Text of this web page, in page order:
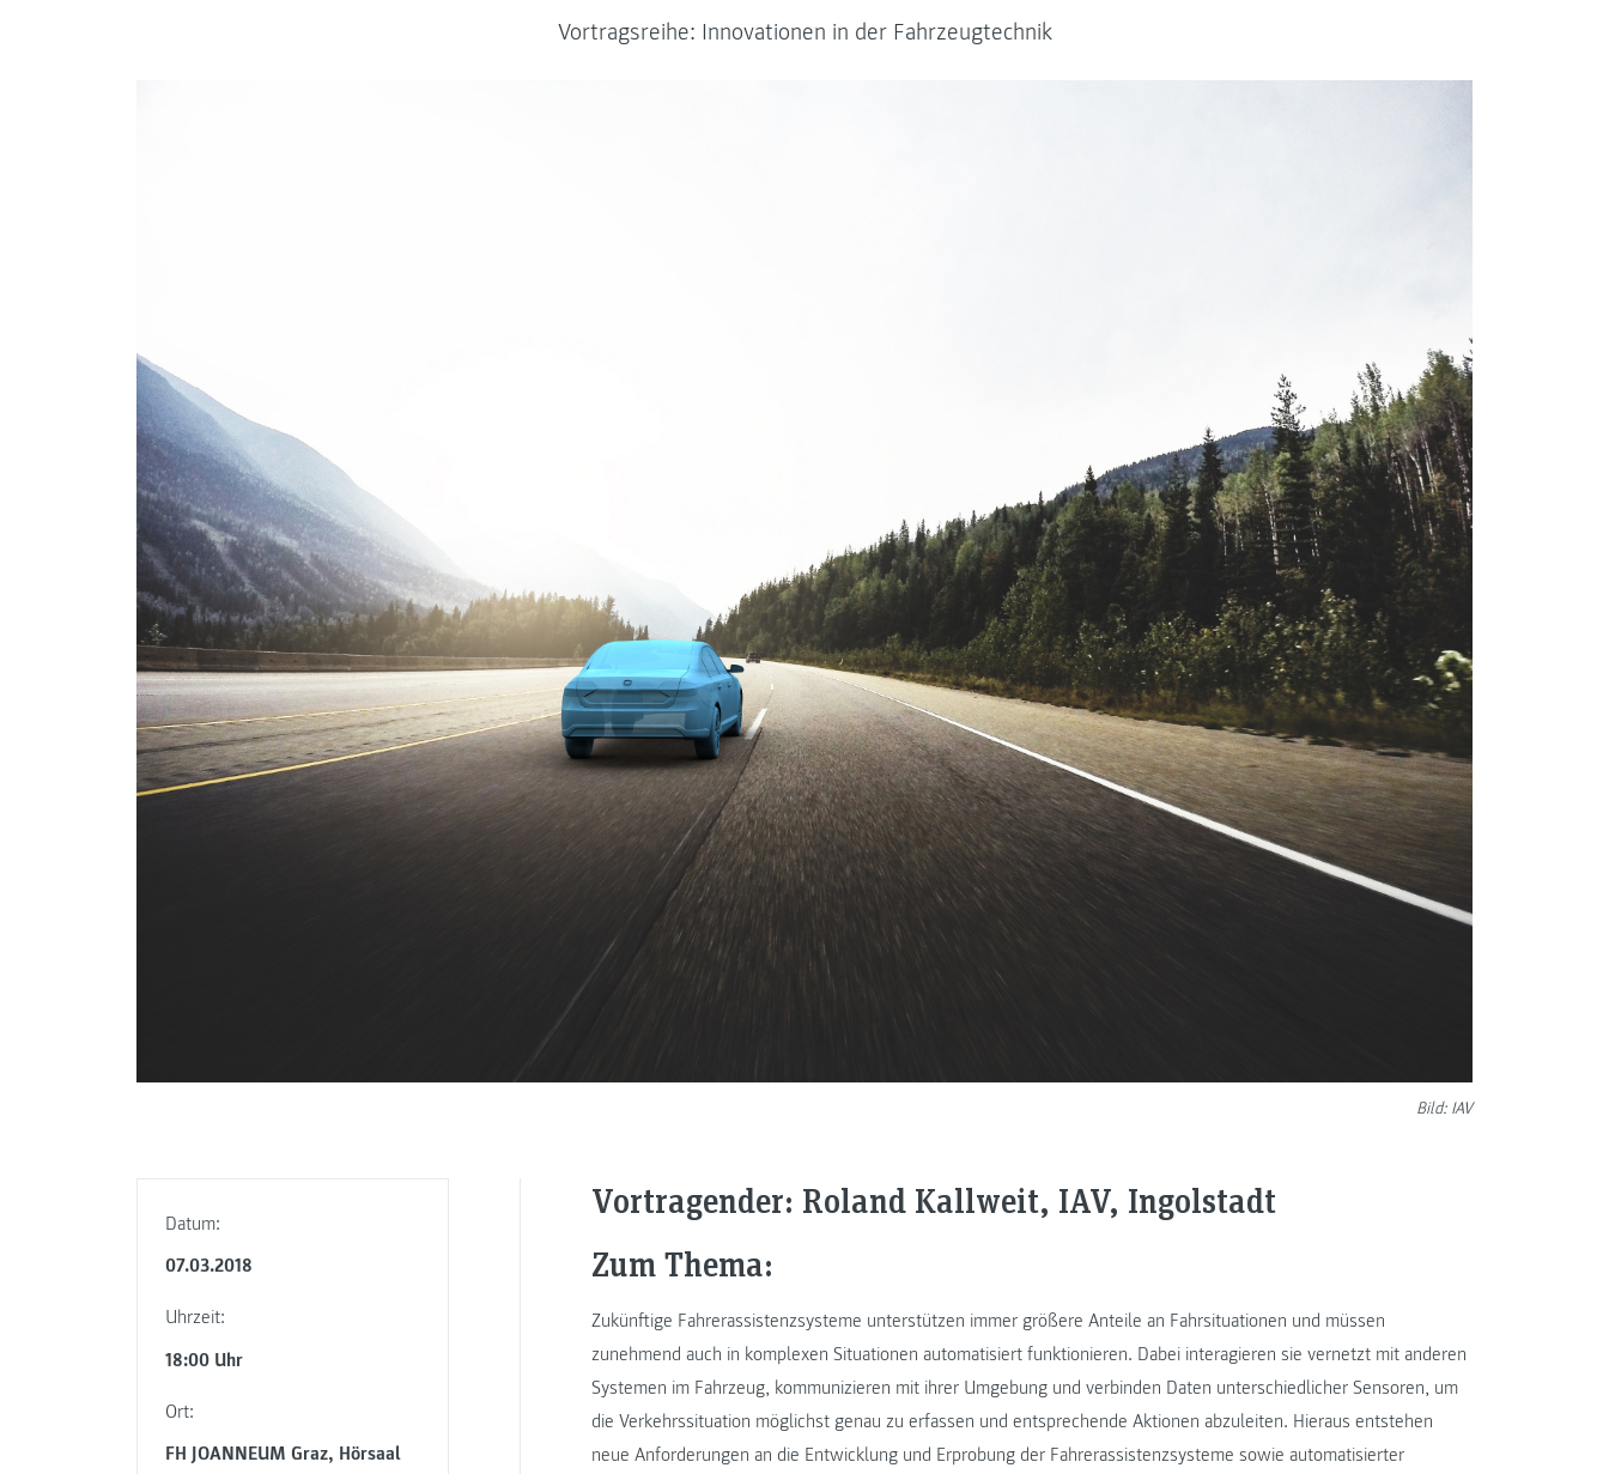
Vortragsreihe: Innovationen in der Fahrzeugtechnik
Bild: IAV
Datum:
07.03.2018
Uhrzeit:
18:00 Uhr
Ort:
FH JOANNEUM Graz, Hörsaal
Vortragender: Roland Kallweit, IAV, Ingolstadt
Zum Thema:
Zukünftige Fahrerassistenzsysteme unterstützen immer größere Anteile an Fahrsituationen und müssen
zunehmend auch in komplexen Situationen automatisiert funktionieren. Dabei interagieren sie vernetzt mit anderen
Systemen im Fahrzeug, kommunizieren mit ihrer Umgebung und verbinden Daten unterschiedlicher Sensoren, um
die Verkehrssituation möglichst genau zu erfassen und entsprechende Aktionen abzuleiten. Hieraus entstehen
neue Anforderungen an die Entwicklung und Erprobung der Fahrerassistenzsysteme sowie automatisierter